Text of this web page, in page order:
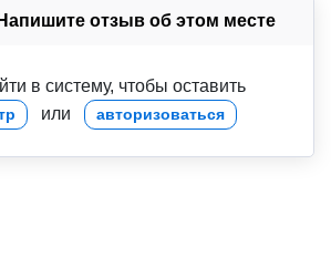
отзыв об этом месте
в систему, чтобы оставить
или авторизоваться